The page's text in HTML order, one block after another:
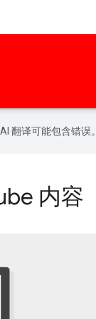
翻译可能包含错误。
内容